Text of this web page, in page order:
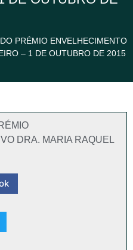
PRÉMIO ENVELHECIMENTO
– 1 DE OUTUBRO DE 2015
DRA. MARIA RAQUEL